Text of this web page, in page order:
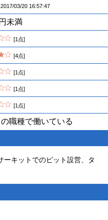
03/20 16:57:47
未満
[1点]
[4点]
[1点]
[1点]
[1点]
職種で働いている
ーキットでのピット設営、タ